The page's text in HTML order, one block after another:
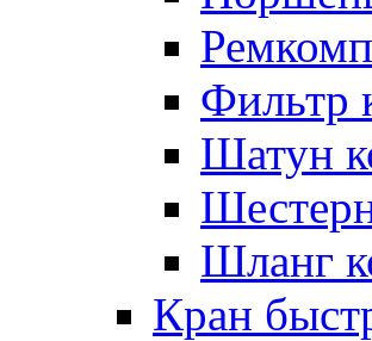
Фильтр
Шатун
Шланг
Кран